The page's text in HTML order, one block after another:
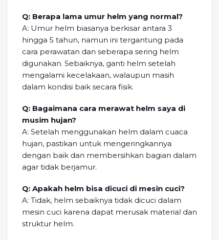
Q: Berapa lama umur helm yang normal?
A: Umur helm biasanya berkisar antara 3
hingga 5 tahun, namun ini tergantung pada
cara perawatan dan seberapa sering helm
digunakan. Sebaiknya, ganti helm setelah
mengalami kecelakaan, walaupun masih
dalam kondisi baik secara fisik.
Q: Bagaimana cara merawat helm saya di
musim hujan?
A: Setelah menggunakan helm dalam cuaca
hujan, pastikan untuk mengeringkannya
dengan baik dan membersihkan bagian dalam
agar tidak berjamur.
Q: Apakah helm bisa dicuci di mesin cuci?
A: Tidak, helm sebaiknya tidak dicuci dalam
mesin cuci karena dapat merusak material dan
struktur helm.